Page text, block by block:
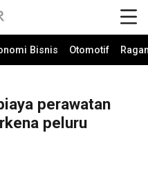
Bisnis Otomotif
perawatan
peluru